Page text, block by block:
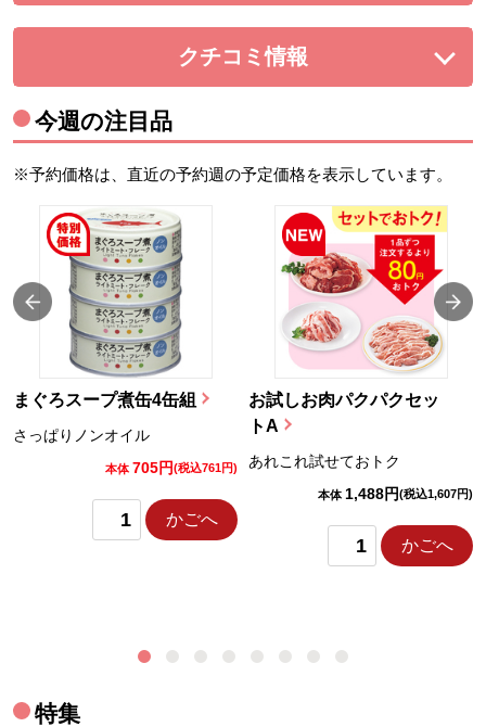
クチコミ情報
を展開する。
今週の注目品
※予約価格は、直近の予約週の予定価格を表示しています。
まぐろスープ煮缶4缶組
さっぱりノンオイル
本体 705円(税込761円)
かごへ
お試しお肉パクパクセッ
トA
あれこれ試せておトク
本体 1,488円(税込1,607円)
かごへ
特集